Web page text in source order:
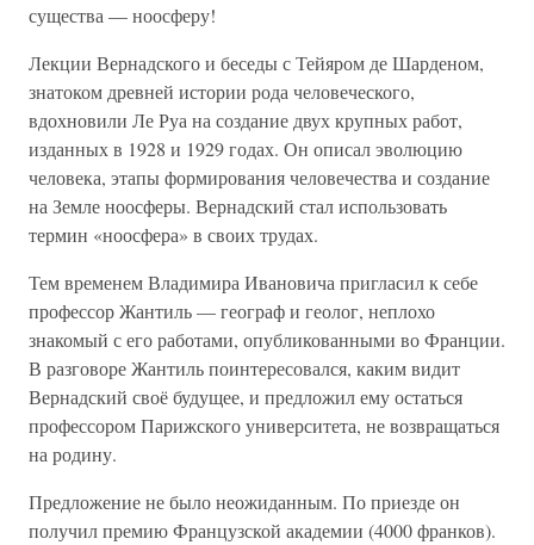
существа — ноосферу!
Лекции Вернадского и беседы с Тейяром де Шарденом,
знатоком древней истории рода человеческого,
вдохновили Ле Руа на создание двух крупных работ,
изданных в 1928 и 1929 годах. Он описал эволюцию
человека, этапы формирования человечества и создание
на Земле ноосферы. Вернадский стал использовать
термин «ноосфера» в своих трудах.
Тем временем Владимира Ивановича пригласил к себе
профессор Жантиль — географ и геолог, неплохо
знакомый с его работами, опубликованными во Франции.
В разговоре Жантиль поинтересовался, каким видит
Вернадский своё будущее, и предложил ему остаться
профессором Парижского университета, не возвращаться
на родину.
Предложение не было неожиданным. По приезде он
получил премию Французской академии (4000 франков).